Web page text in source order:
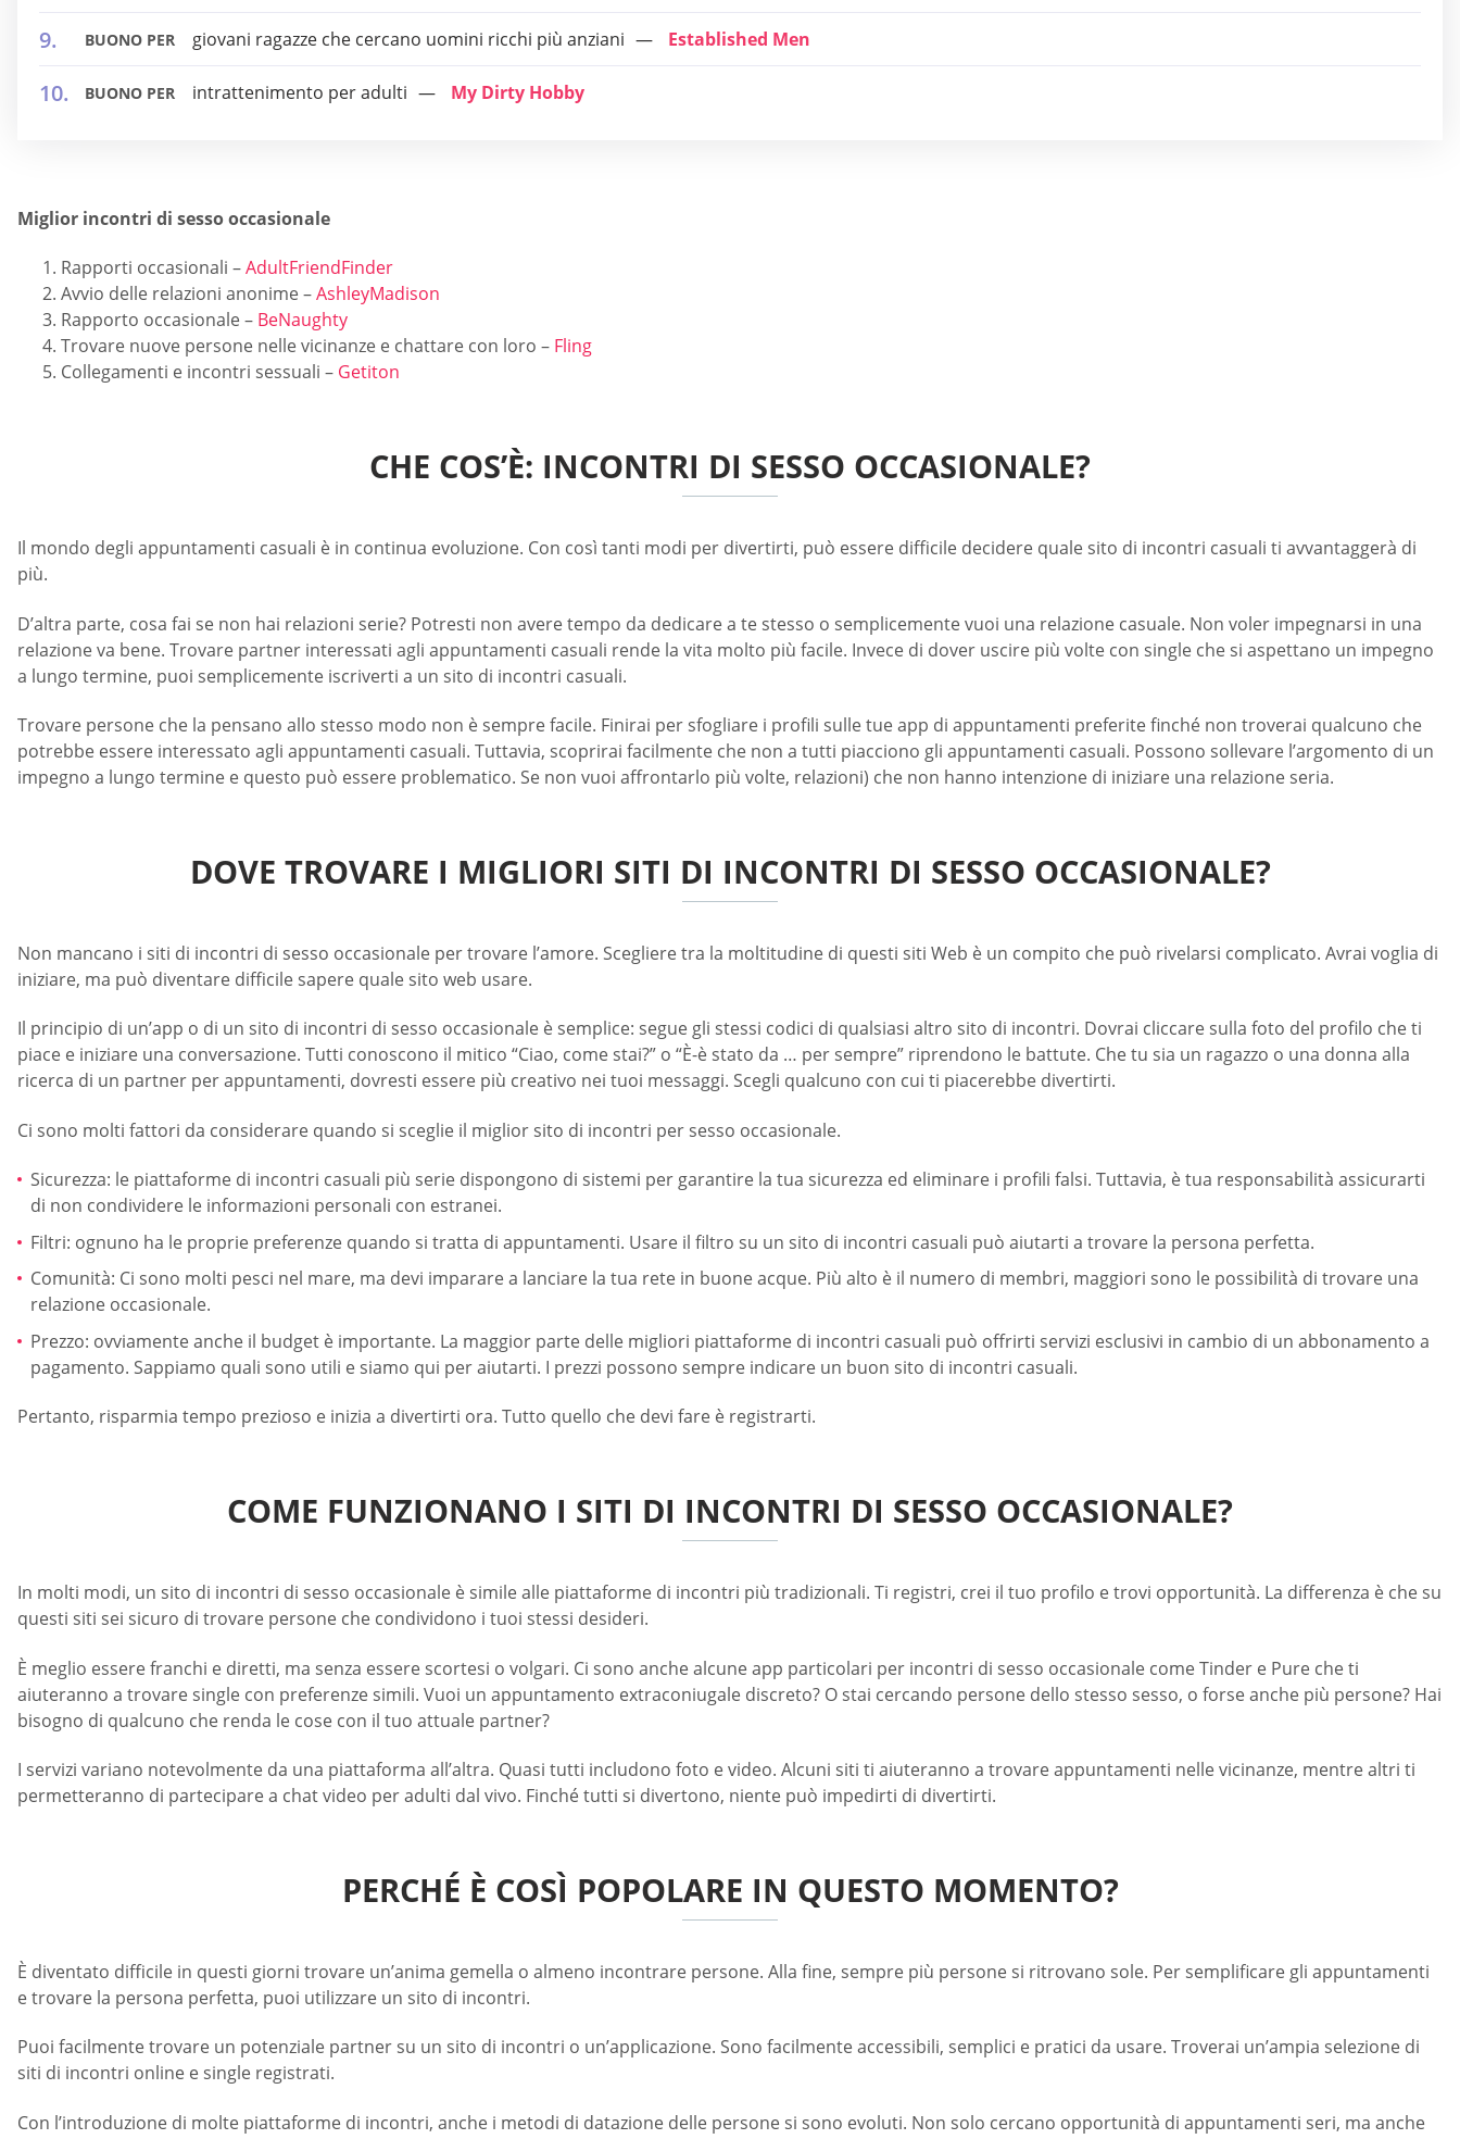
BUONO PER giovani ragazze che cercano uomini ricchi più anziani Established Men
BUONO PER intrattenimento per adulti My Dirty Hobby
Miglior incontri di sesso occasionale
Rapporti occasionali –AdultFriendFinder
Avvio delle relazioni anonime –AshleyMadison
Rapporto occasionale – BeNaughty
Trovare nuove persone nelle vicinanze e chattare con loro – Fling
Collegamenti e incontri sessuali – Getiton
CHE COS’È: INCONTRI DI SESSO OCCASIONALE?
Il mondo degli appuntamenti casuali è in continua evoluzione. Con così tanti modi per divertirti, può essere difficile decidere quale sito di incontri casuali ti avvantaggerà di
più.
D’altra parte, cosa fai se non hai relazioni serie? Potresti non avere tempo da dedicare a te stesso o semplicemente vuoi una relazione casuale. Non voler impegnarsi in una
relazione va bene. Trovare partner interessati agli appuntamenti casuali rende la vita molto più facile. Invece di dover uscire più volte con single che si aspettano un impegno
a lungo termine, puoi semplicemente iscriverti a un sito di incontri casuali.
Trovare persone che la pensano allo stesso modo non è sempre facile. Finirai per sfogliare i profili sulle tue app di appuntamenti preferite finché non troverai qualcuno che
potrebbe essere interessato agli appuntamenti casuali. Tuttavia, scoprirai facilmente che non a tutti piacciono gli appuntamenti casuali. Possono sollevare l’argomento di un
impegno a lungo termine e questo può essere problematico. Se non vuoi affrontarlo più volte, relazioni) che non hanno intenzione di iniziare una relazione seria.
DOVE TROVARE I MIGLIORI SITI DI INCONTRI DI SESSO OCCASIONALE?
Non mancano i siti di incontri di sesso occasionale per trovare l’amore. Scegliere tra la moltitudine di questi siti Web è un compito che può rivelarsi complicato. Avrai voglia di
iniziare, ma può diventare difficile sapere quale sito web usare.
Il principio di un’app o di un sito di incontri di sesso occasionale è semplice: segue gli stessi codici di qualsiasi altro sito di incontri. Dovrai cliccare sulla foto del profilo che ti
piace e iniziare una conversazione. Tutti conoscono il mitico “Ciao, come stai?” o “È-è stato da … per sempre” riprendono le battute. Che tu sia un ragazzo o una donna alla
ricerca di un partner per appuntamenti, dovresti essere più creativo nei tuoi messaggi. Scegli qualcuno con cui ti piacerebbe divertirti.
Ci sono molti fattori da considerare quando si sceglie il miglior sito di incontri per sesso occasionale.
Sicurezza: le piattaforme di incontri casuali più serie dispongono di sistemi per garantire la tua sicurezza ed eliminare i profili falsi. Tuttavia, è tua responsabilità assicurarti
di non condividere le informazioni personali con estranei.
Filtri: ognuno ha le proprie preferenze quando si tratta di appuntamenti. Usare il filtro su un sito di incontri casuali può aiutarti a trovare la persona perfetta.
Comunità: Ci sono molti pesci nel mare, ma devi imparare a lanciare la tua rete in buone acque. Più alto è il numero di membri, maggiori sono le possibilità di trovare una
relazione occasionale.
Prezzo: ovviamente anche il budget è importante. La maggior parte delle migliori piattaforme di incontri casuali può offrirti servizi esclusivi in cambio di un abbonamento a
pagamento. Sappiamo quali sono utili e siamo qui per aiutarti. I prezzi possono sempre indicare un buon sito di incontri casuali.
Pertanto, risparmia tempo prezioso e inizia a divertirti ora. Tutto quello che devi fare è registrarti.
COME FUNZIONANO I SITI DI INCONTRI DI SESSO OCCASIONALE?
In molti modi, un sito di incontri di sesso occasionale è simile alle piattaforme di incontri più tradizionali. Ti registri, crei il tuo profilo e trovi opportunità. La differenza è che su
questi siti sei sicuro di trovare persone che condividono i tuoi stessi desideri.
È meglio essere franchi e diretti, ma senza essere scortesi o volgari. Ci sono anche alcune app particolari per incontri di sesso occasionale come Tinder e Pure che ti
aiuteranno a trovare single con preferenze simili. Vuoi un appuntamento extraconiugale discreto? O stai cercando persone dello stesso sesso, o forse anche più persone? Hai
bisogno di qualcuno che renda le cose con il tuo attuale partner?
I servizi variano notevolmente da una piattaforma all’altra. Quasi tutti includono foto e video. Alcuni siti ti aiuteranno a trovare appuntamenti nelle vicinanze, mentre altri ti
permetteranno di partecipare a chat video per adulti dal vivo. Finché tutti si divertono, niente può impedirti di divertirti.
PERCHÉ È COSÌ POPOLARE IN QUESTO MOMENTO?
È diventato difficile in questi giorni trovare un’anima gemella o almeno incontrare persone. Alla fine, sempre più persone si ritrovano sole. Per semplificare gli appuntamenti
e trovare la persona perfetta, puoi utilizzare un sito di incontri.
Puoi facilmente trovare un potenziale partner su un sito di incontri o un’applicazione. Sono facilmente accessibili, semplici e pratici da usare. Troverai un’ampia selezione di
siti di incontri online e single registrati.
Con l’introduzione di molte piattaforme di incontri, anche i metodi di datazione delle persone si sono evoluti. Non solo cercano opportunità di appuntamenti seri, ma anche